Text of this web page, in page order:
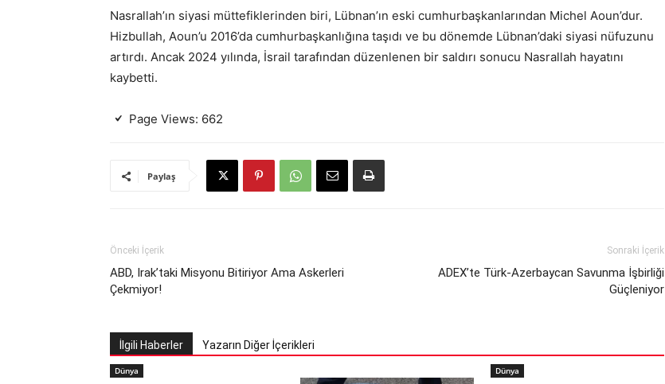
Nasrallah’ın siyasi müttefiklerinden biri, Lübnan’ın eski cumhurbaşkanlarından Michel Aoun’dur.
Hizbullah, Aoun’u 2016’da cumhurbaşkanlığına taşıdı ve bu dönemde Lübnan’daki siyasi nüfuzunu
artırdı. Ancak 2024 yılında, İsrail tarafından düzenlenen bir saldırı sonucu Nasrallah hayatını
kaybetti.
Page Views: 662
Paylaş
Önceki İçerik
ABD, Irak’taki Misyonu Bitiriyor Ama Askerleri
Çekmiyor!
Sonraki İçerik
ADEX’te Türk-Azerbaycan Savunma İşbirliği
Güçleniyor
İlgili Haberler Yazarın Diğer İçerikleri
Dünya Dünya